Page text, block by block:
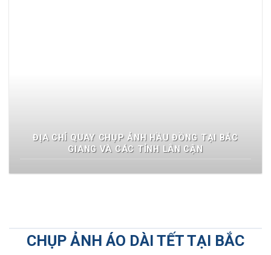
ĐỊA CHỈ QUAY CHỤP ẢNH HẦU ĐỒNG TẠI BẮC
GIANG VÀ CÁC TỈNH LÂN CẬN
CHỤP ẢNH ÁO DÀI TẾT TẠI BẮC